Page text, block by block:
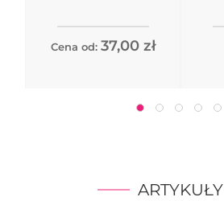
Cena od: 37,00 zł
ARTYKUŁY